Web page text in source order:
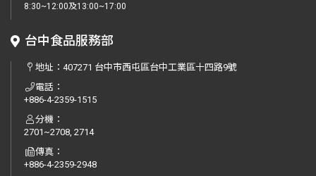
8:30~12:00及13:00~17:00
台中食品服務部
地址：407271 台中市西屯區台中工業區十四路9號
電話：
+886-4-2359-1515
分機：
2701~2708, 2714
傳真：
+886-4-2359-2948